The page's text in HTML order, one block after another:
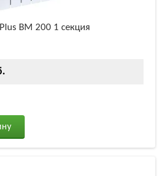
BM 200 1 секция